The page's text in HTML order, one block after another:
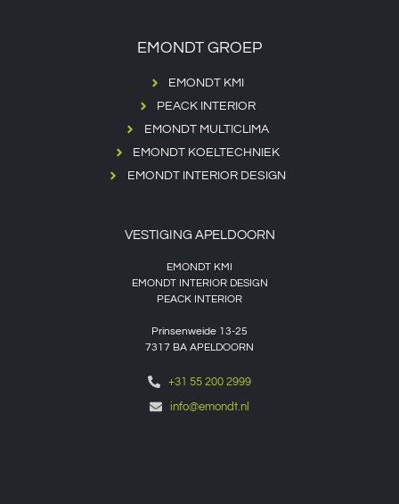
EMONDT GROEP
EMONDT KMI
PEACK INTERIOR
EMONDT MULTICLIMA
EMONDT KOELTECHNIEK
EMONDT INTERIOR DESIGN
VESTIGING APELDOORN
EMONDT KMI
EMONDT INTERIOR DESIGN
PEACK INTERIOR
Prinsenweide 13-25
7317 BA APELDOORN
+31 55 200 2999
info@emondt.nl